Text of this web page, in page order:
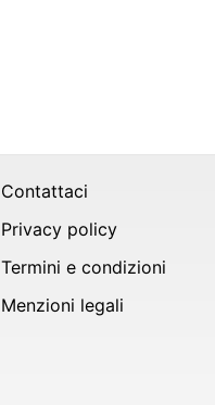
Contattaci
Privacy policy
Termini e condizioni
Menzioni legali